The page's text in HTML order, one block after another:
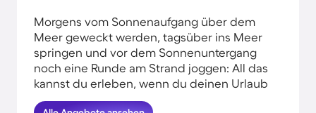
Morgens vom Sonnenaufgang über dem
Meer geweckt werden, tagsüber ins Meer
springen und vor dem Sonnenuntergang
noch eine Runde am Strand joggen: All das
kannst du erleben, wenn du deinen Urlaub
in Strandnähe in Duhnen verbringst.